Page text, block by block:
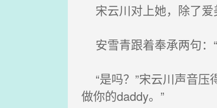
宋云川对上她，除了爱
安雪青跟着奉承两句：
“是吗？”宋云川声音压
做你的daddy。”